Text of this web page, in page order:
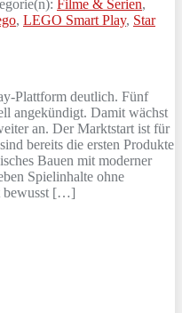
Filme & Serien,
, LEGO Smart Play, Star
deutlich. Fünf
angekündigt. Damit wächst
an. Der Marktstart ist für
bereits die ersten Produkte
Bauen mit moderner
Spielinhalte ohne
bewusst […]